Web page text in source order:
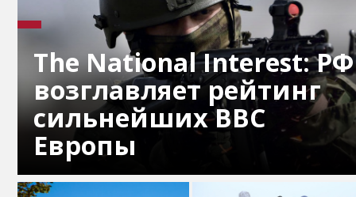
The National Interest: РФ
возглавляет рейтинг
сильнейших ВВС
Европы